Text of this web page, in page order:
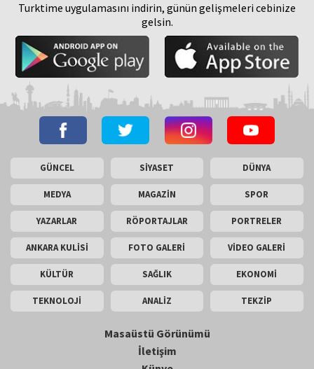
Turktime uygulamasını indirin, günün gelişmeleri cebinize
gelsin.
GÜNCEL SİYASET DÜNYA
MEDYA MAGAZİN SPOR
YAZARLAR RÖPORTAJLAR PORTRELER
ANKARA KULİSİ FOTO GALERİ VİDEO GALERİ
KÜLTÜR SAĞLIK EKONOMİ
TEKNOLOJİ ANALİZ TEKZİP
Masaüstü Görünümü
İletişim